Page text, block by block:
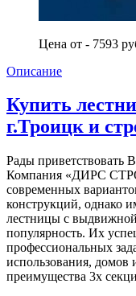
Цена от - 7593
Описание
Купить
г.Троицк и
Рады приветствовать
Компания «ДИРС
современных
конструкций, однако
лестницы с
популярность. Их
профессиональных
использования, домов
преимущества 3х